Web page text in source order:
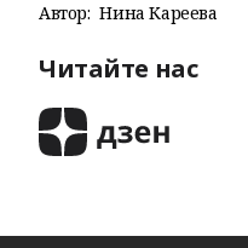
Автор: Нина Кареева
Читайте нас